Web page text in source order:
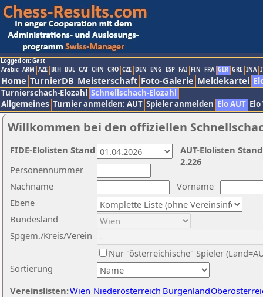
Logged on: Gast
Arabic ARM AZE BIH BUL CAT CHN CRO CZE DEN ENG ESP FAI FIN FRA GER GRE INA
Home TurnierDB Meisterschaft Foto-Galerie Meldekartei
Turnierschach-Elozahl Schnellschach-Elozahl
Allgemeines Turnier anmelden: AUT Spieler anmelden Elo AUT
Willkommen bei den offiziellen
Nachname
Vorname
Ebene
Sortierung
Personennummer
Bundesland
Spgem./Kreis/Verein
Nur "österreichische" Spieler
Vereinslisten:Wien Niederösterreich Burgenland
AUT-Elolisten
2.226
FIDE-Elolisten Stand